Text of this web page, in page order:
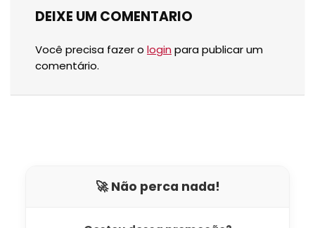
DEIXE UM COMENTARIO
Você precisa fazer o login para publicar um
comentário.
🚀 Não perca nada!